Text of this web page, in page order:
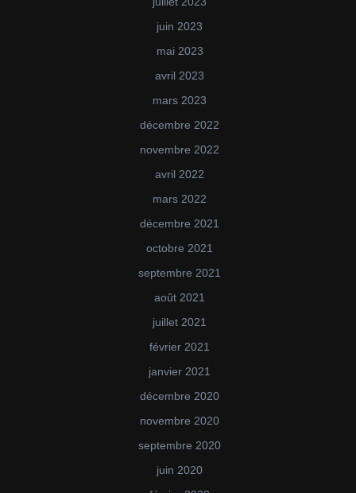
juin 2023
mai 2023
avril 2023
mars 2023
décembre 2022
novembre 2022
avril 2022
mars 2022
décembre 2021
octobre 2021
septembre 2021
août 2021
juillet 2021
février 2021
janvier 2021
décembre 2020
novembre 2020
septembre 2020
juin 2020